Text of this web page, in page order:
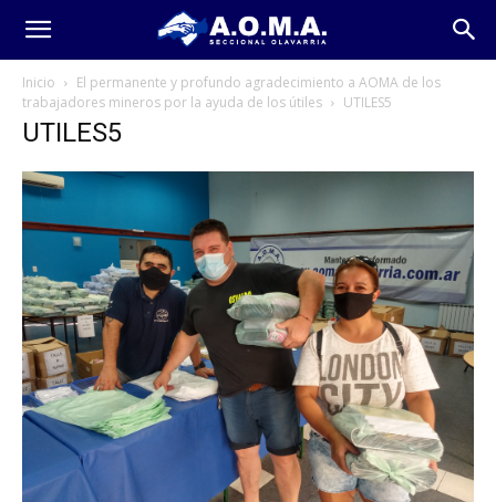
Inicio
El permanente y profundo agradecimiento a AOMA de los
trabajadores mineros por la ayuda de los útiles
UTILES5
UTILES5